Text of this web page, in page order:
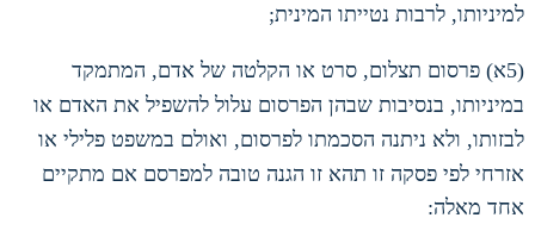
למיניותו, לרבות נטייתו המינית;
(5 א) פרסום תצלום, סרט או הקלטה של אדם, המתמקד
במיניותו, בנסיבות שבהן הפרסום עלול להשפיל את האדם או
לבזותו, ולא ניתנה הסכמתו לפרסום, ואולם במשפט פלילי או
אזרחי לפי פסקה זו תהא זו הגנה טובה למפרסם אם מתקיים
אחד מאלה: